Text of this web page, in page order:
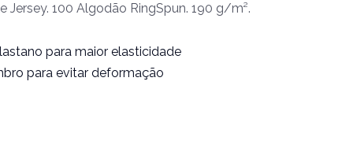
Jersey. 100 Algodão RingSpun. 190 g/m².
para maior elasticidade
para evitar deformação